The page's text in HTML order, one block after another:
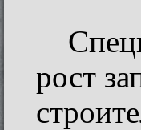
рост